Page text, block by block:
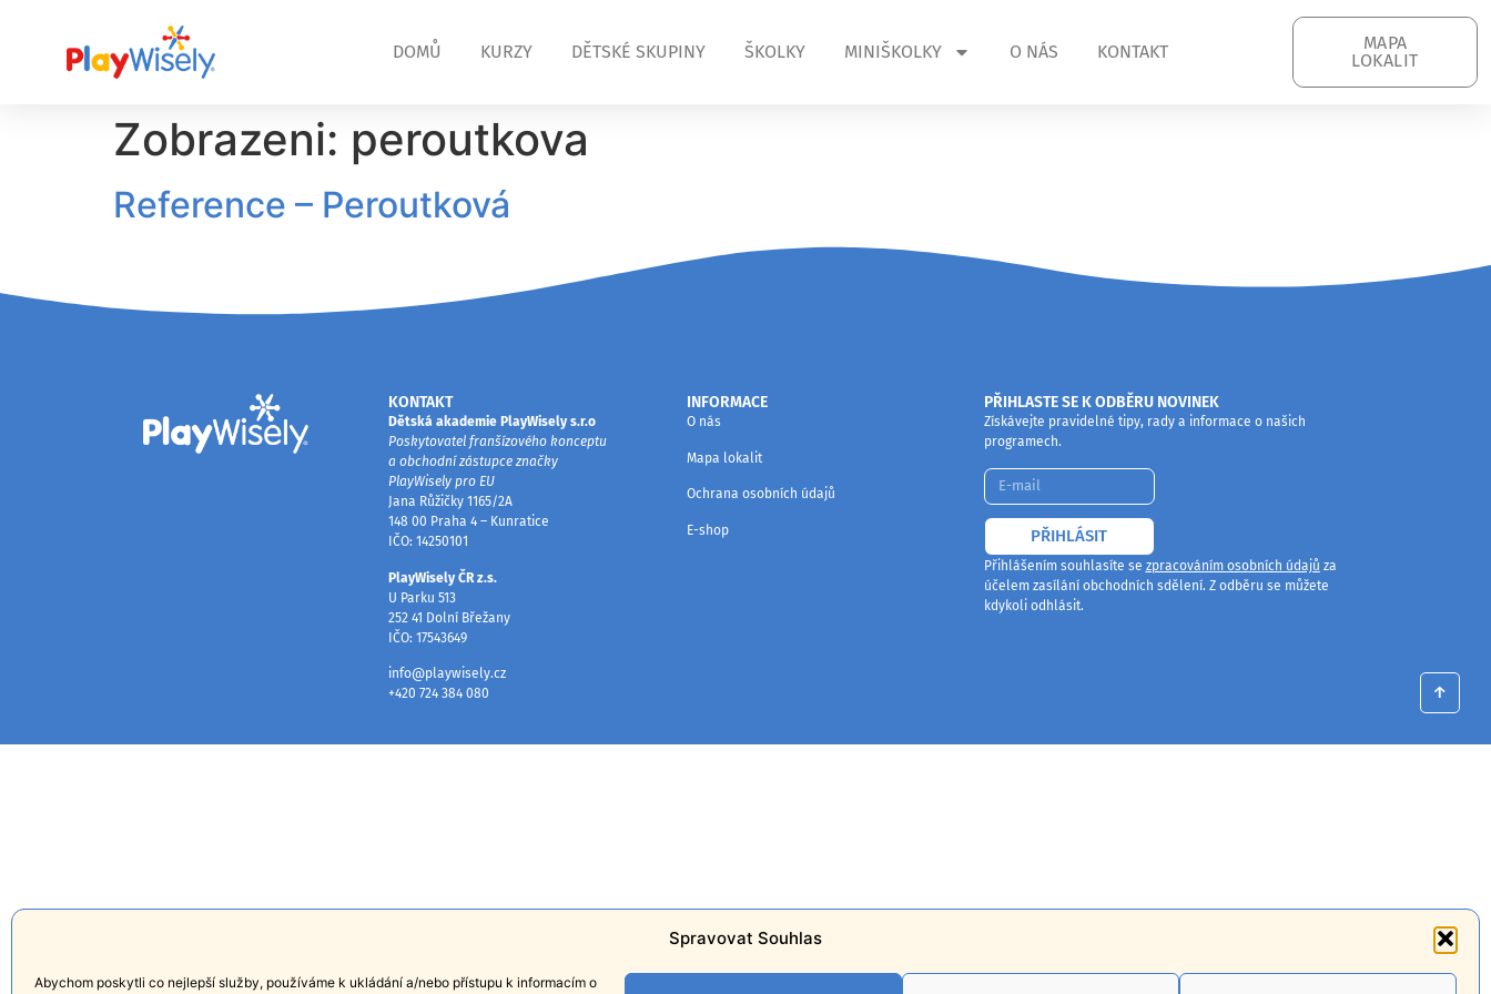
Spravovat Souhlas
Abychom poskytli co nejlepší služby, používáme k ukládání a/nebo přístupu k informacím o
DOMŮ KURZY DĚTSKÉ SKUPINY ŠKOLKY MINIŠKOLKY O NÁS KONTAKT
MAPA
LOKALIT
Zobrazeni: peroutkova
Reference – Peroutková
↑
KONTAKT
Dětská akademie PlayWisely s.r.o
Poskytovatel franšízového konceptu
a obchodní zástupce značky
PlayWisely pro EU
Jana Růžičky 1165/2A
148 00 Praha 4 – Kunratice
IČO: 14250101
PlayWisely ČR z.s.
U Parku 513
252 41 Dolní Břežany
IČO: 17543649
info@playwisely.cz
+420 724 384 080
INFORMACE
O nás
Mapa lokalit
Ochrana osobních údajů
E-shop
PŘIHLASTE SE K ODBĚRU NOVINEK
Získávejte pravidelné tipy, rady a informace o našich
programech.
PŘIHLÁSIT
Přihlášením souhlasíte se zpracováním osobních údajů za
účelem zasílání obchodních sdělení. Z odběru se můžete
kdykoli odhlásit.